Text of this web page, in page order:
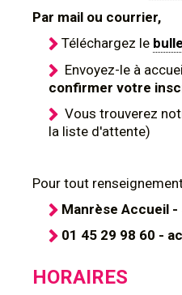
Par mail ou courrier,
Téléchargez le
Envoyez-le à
confirmer votre
Vous trouverez
la liste d'attente)
Pour tout
Manrèse Accueil -
01 45 29 98 60 -
HORAIRES